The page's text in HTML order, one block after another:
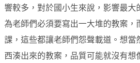
響較多，對於國小生來說，影響最大
為老師們必須要寫出一大堆的教案，
課，這些都讓老師們怨聲載道。想當
西湊出來的教案，品質可能就沒有想